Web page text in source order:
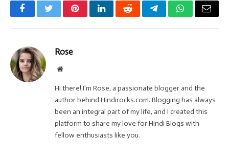
FacebookTwitterPinterestLinkedInRedditTelegramWhatsApp
Email
Rose
Website
Hi there! I'm Rose, a passionate blogger and the
author behind Hindirocks.com. Blogging has always
been an integral part of my life, and I created this
platform to share my love for Hindi Blogs with
fellow enthusiasts like you.